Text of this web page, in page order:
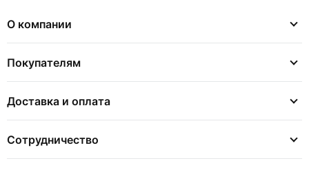
О компании
Покупателям
Доставка и оплата
Сотрудничество